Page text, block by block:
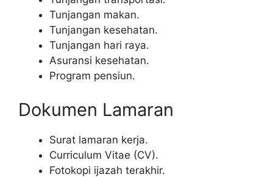
Tunjangan makan.
Tunjangan kesehatan.
Tunjangan hari raya.
Asuransi kesehatan.
Program pensiun.
Dokumen Lamaran
Surat lamaran kerja.
Curriculum Vitae (CV).
Fotokopi ijazah terakhir.